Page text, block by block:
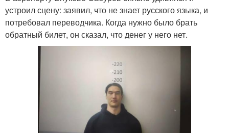
устроил сцену: заявил, что не знает русского языка, и
потребовал переводчика. Когда нужно было брать
обратный билет, он сказал, что денег у него нет.